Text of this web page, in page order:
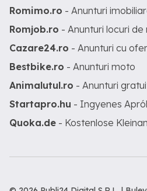
Romimo.ro - Anunturi
Romjob.ro - Anunturi locuri de
Cazare24.ro - Anunturi cu
Bestbike.ro - Anunturi moto
Animalutul.ro - Anunturi
Startapro.hu - Ingyenes
Quoka.de - Kostenlose